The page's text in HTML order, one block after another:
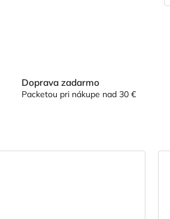
Doprava zadarmo
Packetou pri nákupe nad 30 €